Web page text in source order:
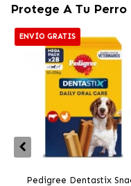
Protege A Tu Perro
ENVÍO GRATIS
Pedigree Dentastix